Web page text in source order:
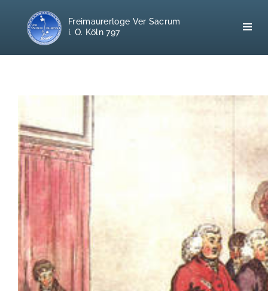
Freimaurerloge Ver Sacrum
i. O. Köln 797